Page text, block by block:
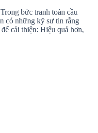
bức tranh toàn cầu
có những kỹ sư tin rằng
cải thiện: Hiệu quả hơn,